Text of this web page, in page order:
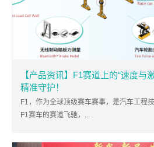
【产品资讯】F1赛道上的“速度与
精准守护！
F1，作为全球顶级赛车赛事，是汽车工程
F1赛车的赛道飞驰，...